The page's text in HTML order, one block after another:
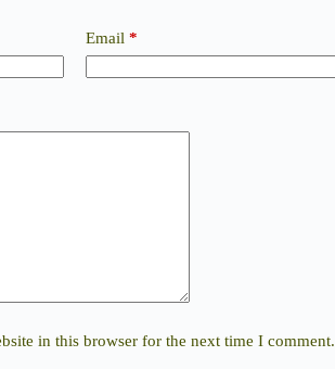
Email *
in this browser for the next time I comment.